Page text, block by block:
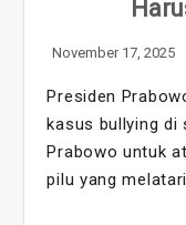
November 17, 2025
Presiden
kasus bullying di
Prabowo untuk
pilu yang